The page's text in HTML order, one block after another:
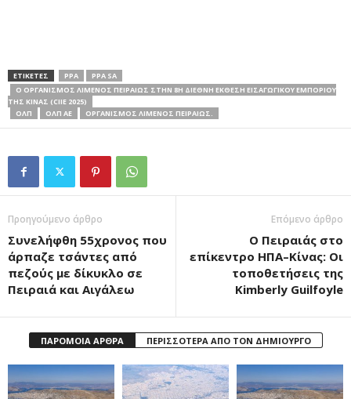
ΕΤΙΚΕΤΕΣ PPA
PPA SA
Ο ΟΡΓΑΝΙΣΜΌΣ ΛΙΜΈΝΟΣ ΠΕΙΡΑΙΏΣ ΣΤΗΝ 8Η ΔΙΕΘΝΉ ΈΚΘΕΣΗ ΕΙΣΑΓΩΓΙΚΟΎ ΕΜΠΟΡΊΟΥ
ΤΗΣ ΚΊΝΑΣ (CIIE 2025)
ΟΛΠ
ΟΛΠ ΑΕ ΟΡΓΑΝΙΣΜΟΣ ΛΙΜΕΝΟΣ ΠΕΙΡΑΙΩΣ.
Προηγούμενο άρθρο
Συνελήφθη 55χρονος που
άρπαζε τσάντες από
πεζούς με δίκυκλο σε
Πειραιά και Αιγάλεω
Επόμενο άρθρο
Ο Πειραιάς στο
επίκεντρο ΗΠΑ–Κίνας: Οι
τοποθετήσεις της
Kimberly Guilfoyle
ΠΑΡΟΜΟΙΑ ΑΡΘΡΑ ΠΕΡΙΣΣΟΤΕΡΑ ΑΠΟ ΤΟΝ ΔΗΜΙΟΥΡΓΟ